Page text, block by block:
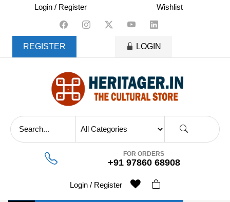
content
Login / Register Wishlist
REGISTER LOGIN
FOR ORDERS
+91 97860 68908
Login / Register